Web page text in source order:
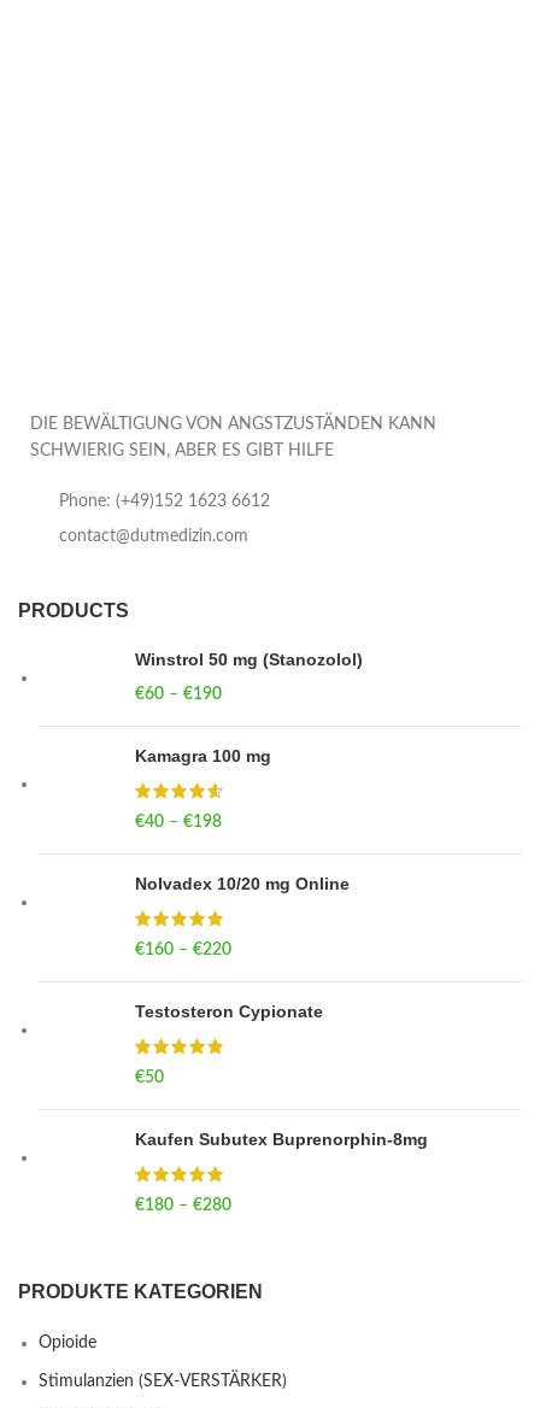
DIE BEWÄLTIGUNG VON ANGSTZUSTÄNDEN KANN
SCHWIERIG SEIN, ABER ES GIBT HILFE
Phone: (+49)152 1623 6612
contact@dutmedizin.com
PRODUCTS
Winstrol 50 mg (Stanozolol)
€60 – €190
Kamagra 100 mg
€40 – €198
Nolvadex 10/20 mg Online
€160 – €220
Testosteron Cypionate
€50
Kaufen Subutex Buprenorphin-8mg
€180 – €280
PRODUKTE KATEGORIEN
Opioide
Stimulanzien (SEX-VERSTÄRKER)